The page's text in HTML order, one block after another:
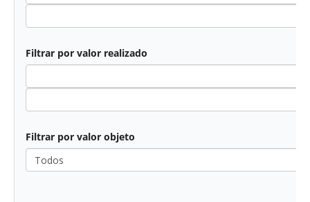
Filtrar por valor realizado
Filtrar por valor objeto